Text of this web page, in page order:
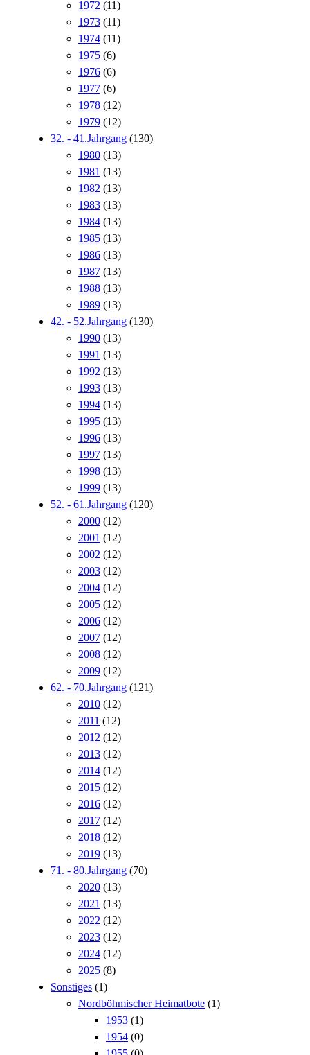
1972 (11)
1973 (11)
1974 (11)
1975 (6)
1976 (6)
1977 (6)
1978 (12)
1979 (12)
32. - 41.Jahrgang (130)
1980 (13)
1981 (13)
1982 (13)
1983 (13)
1984 (13)
1985 (13)
1986 (13)
1987 (13)
1988 (13)
1989 (13)
42. - 52.Jahrgang (130)
1990 (13)
1991 (13)
1992 (13)
1993 (13)
1994 (13)
1995 (13)
1996 (13)
1997 (13)
1998 (13)
1999 (13)
52. - 61.Jahrgang (120)
2000 (12)
2001 (12)
2002 (12)
2003 (12)
2004 (12)
2005 (12)
2006 (12)
2007 (12)
2008 (12)
2009 (12)
62. - 70.Jahrgang (121)
2010 (12)
2011 (12)
2012 (12)
2013 (12)
2014 (12)
2015 (12)
2016 (12)
2017 (12)
2018 (12)
2019 (13)
71. - 80.Jahrgang (70)
2020 (13)
2021 (13)
2022 (12)
2023 (12)
2024 (12)
2025 (8)
Sonstiges (1)
Nordböhmischer Heimatbote (1)
1953 (1)
1954 (0)